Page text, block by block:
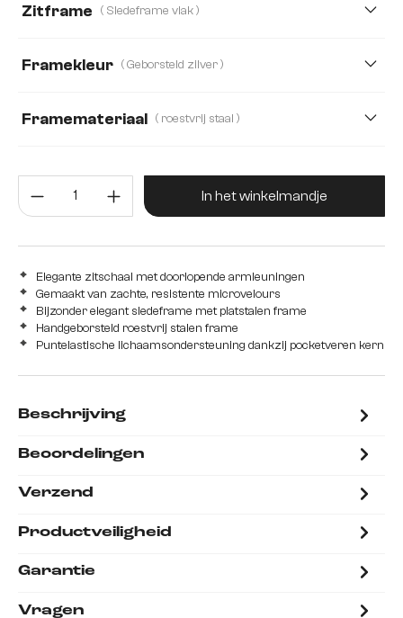
Echt Leder Fluweel
Microvezel/bouclé, Microvezelmateriaal
Zitframe ( Sledeframe vlak )
Framekleur ( Geborsteld zilver )
Framemateriaal ( roestvrij staal )
Hout Metaal Producthoeveelheid: Voer de
In het winkelmandje
Elegante zitschaal met doorlopende armleuningen
Gemaakt van zachte, resistente microvelours
Bijzonder elegant sledeframe met platstalen frame
Handgeborsteld roestvrij stalen frame
Puntelastische lichaamsondersteuning dankzij pocketveren kern
Beschrijving
Beoordelingen
Verzend
Productveiligheid
Garantie
Vragen